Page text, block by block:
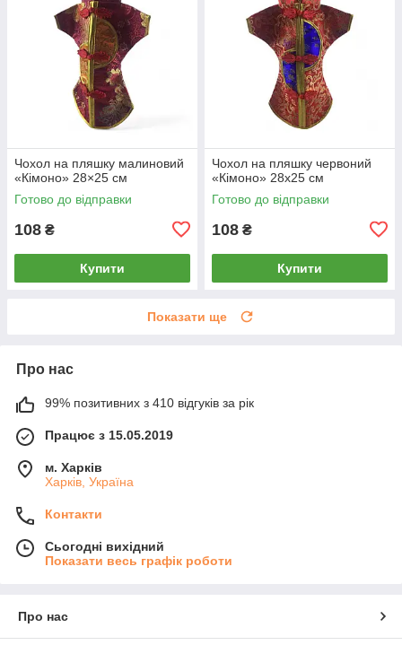
Чохол на пляшку малиновий
«Кімоно» 28×25 см
Готово до відправки
108 ₴
Купити
Чохол на пляшку червоний
«Кімоно» 28х25 см
Готово до відправки
108 ₴
Купити
Показати ще
Про нас
99% позитивних з 410 відгуків за рік
Працює з 15.05.2019
м. Харків
Харків, Україна
Контакти
Сьогодні вихідний
Показати весь графік роботи
Про нас